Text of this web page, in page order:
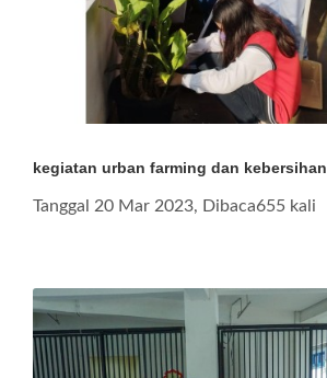
kegiatan urban farming dan kebersihan
Tanggal 20 Mar 2023, Dibaca655 kali